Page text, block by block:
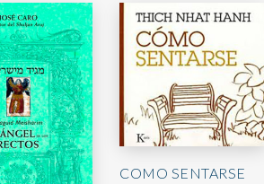
COMO SENTARSE